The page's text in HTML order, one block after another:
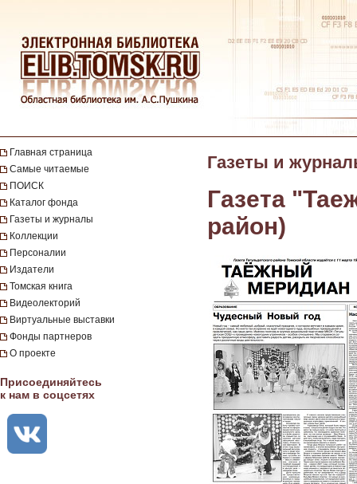
Главная страница
Самые читаемые
ПОИСК
Каталог фонда
Газеты и журналы
Коллекции
Персоналии
Издатели
Томская книга
Видеолекторий
Виртуальные выставки
Фонды партнеров
О проекте
Присоединяйтесь
к нам в соцсетях
Газеты и
Газета
район)